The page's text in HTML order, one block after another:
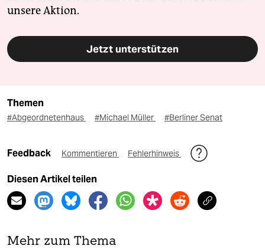
unsere Aktion.
Jetzt unterstützen
Themen
#Abgeordnetenhaus #Michael Müller #Berliner Senat
Feedback Kommentieren Fehlerhinweis
Diesen Artikel teilen
Mehr zum Thema